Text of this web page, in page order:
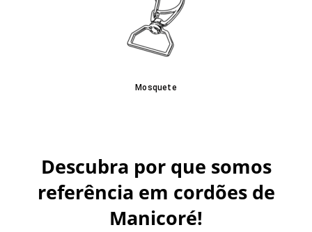
Mosquete
Descubra por que somos
referência em cordões de
Manicoré!